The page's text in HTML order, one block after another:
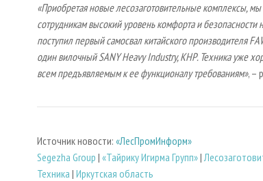
«Приобретая новые лесозаготовительные комплексы,
сотрудникам высокий уровень комфорта и
поступил первый самосвал китайского производителя
один вилочный SANY Heavy Industry, КНР. Техника уже
всем предъявляемым к ее функционалу требованиям», –
Источник новости: «ЛесПромИнформ»
Segezha Group | «Тайрику Игирма Групп»|
Техника | Иркутская область